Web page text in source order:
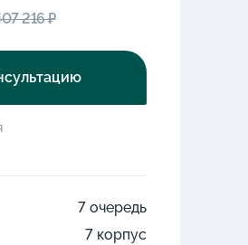
216 ₽
7 очередь
7 корпус